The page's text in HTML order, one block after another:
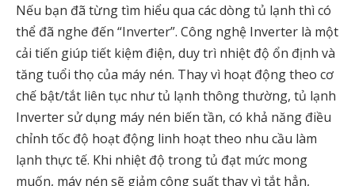
Nếu bạn đã từng tìm hiểu qua các dòng tủ lạnh thì có
thể đã nghe đến “Inverter”. Công nghệ Inverter là một
cải tiến giúp tiết kiệm điện, duy trì nhiệt độ ổn định và
tăng tuổi thọ của máy nén. Thay vì hoạt động theo cơ
chế bật/tắt liên tục như tủ lạnh thông thường, tủ lạnh
Inverter sử dụng máy nén biến tần, có khả năng điều
chỉnh tốc độ hoạt động linh hoạt theo nhu cầu làm
lạnh thực tế. Khi nhiệt độ trong tủ đạt mức mong
muốn, máy nén sẽ giảm công suất thay vì tắt hẳn,